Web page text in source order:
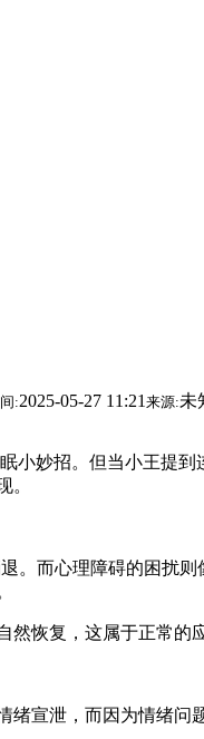
:2025-05-27 11:21 来源:未
招。但当小王提到
。
而心理障碍的困扰
复，这属于正常的
泄，而因为情绪问